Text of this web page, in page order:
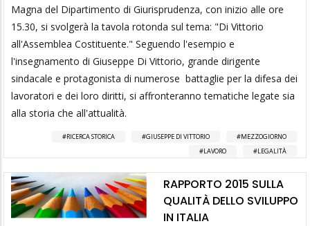
Magna del Dipartimento di Giurisprudenza, con inizio alle ore
15.30, si svolgerà la tavola rotonda sul tema: "Di Vittorio
all'Assemblea Costituente." Seguendo l'esempio e
l'insegnamento di Giuseppe Di Vittorio, grande dirigente
sindacale e protagonista di numerose battaglie per la difesa dei
lavoratori e dei loro diritti, si affronteranno tematiche legate sia
alla storia che all'attualità.
RICERCA STORICA GIUSEPPE DI VITTORIO
MEZZOGIORNO
LAVORO
LEGALITÀ
RAPPORTO 2015 SULLA
QUALITÀ DELLO SVILUPPO
IN ITALIA